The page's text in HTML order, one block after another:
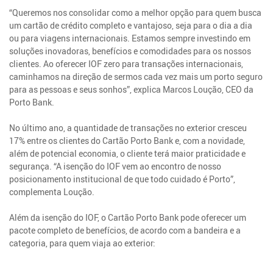
“Queremos nos consolidar como a melhor opção para quem busca
um cartão de crédito completo e vantajoso, seja para o dia a dia
ou para viagens internacionais. Estamos sempre investindo em
soluções inovadoras, benefícios e comodidades para os nossos
clientes. Ao oferecer IOF zero para transações internacionais,
caminhamos na direção de sermos cada vez mais um porto seguro
para as pessoas e seus sonhos”, explica Marcos Loução, CEO da
Porto Bank.
No último ano, a quantidade de transações no exterior cresceu
17% entre os clientes do Cartão Porto Bank e, com a novidade,
além de potencial economia, o cliente terá maior praticidade e
segurança. “A isenção do IOF vem ao encontro de nosso
posicionamento institucional de que todo cuidado é Porto”,
complementa Loução.
Além da isenção do IOF, o Cartão Porto Bank pode oferecer um
pacote completo de benefícios, de acordo com a bandeira e a
categoria, para quem viaja ao exterior: